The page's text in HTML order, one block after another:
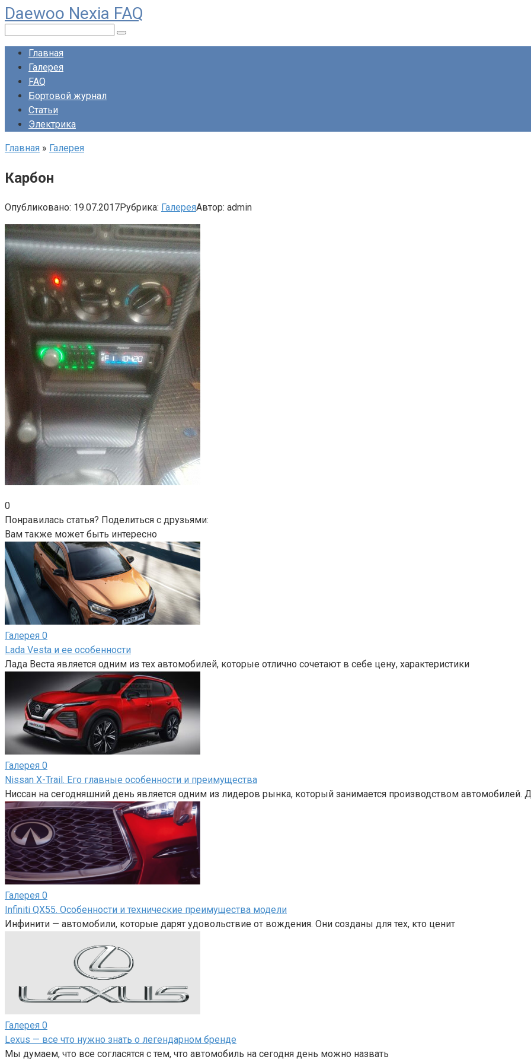
Перейти
к
контенту
Daewoo Nexia FAQ
Главная
Галерея
FAQ
Бортовой журнал
Статьи
Электрика
Главная » Галерея
Карбон
Опубликовано: 19.07.2017Рубрика: ГалереяАвтор: admin
0
Понравилась статья? Поделиться с друзьями:
Вам также может быть интересно
Галерея 0
Lada Vesta и ее особенности
Лада Веста является одним из тех автомобилей, которые отлично сочетают в себе цену, характеристики
Галерея 0
Nissan X-Trail. Его главные особенности и преимущества
Ниссан на сегодняшний день является одним из лидеров рынка, который занимается производством автомобилей.
Галерея 0
Infiniti QX55. Особенности и технические преимущества модели
Инфинити — автомобили, которые дарят удовольствие от вождения. Они созданы для тех, кто ценит
Галерея 0
Lexus — все что нужно знать о легендарном бренде
Мы думаем, что все согласятся с тем, что автомобиль на сегодня день можно назвать